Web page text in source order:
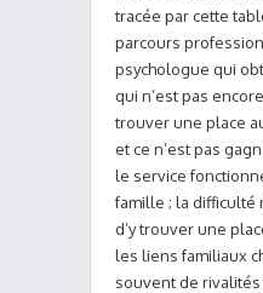
tracée par cette
parcours
psychologue qui
qui n’est pas
trouver une place
et ce n’est pas
le service
famille ; la difficulté
d’y trouver une
les liens familiaux
souvent de rivalités